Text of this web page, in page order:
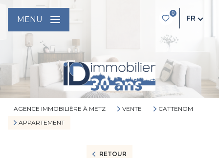
0
FR
MENU
AGENCE IMMOBILIÈRE À METZ VENTE
CATTENOM
APPARTEMENT
RETOUR